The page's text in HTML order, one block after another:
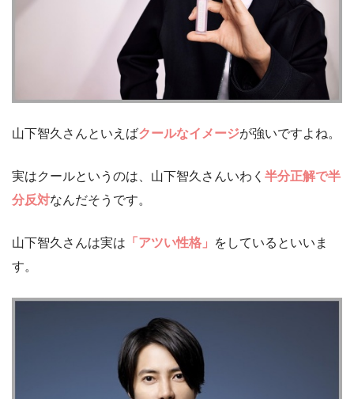
山下智久さんといえばクールなイメージが強いですよね。
実はクールというのは、山下智久さんいわく 半分正解で半
分反対なんだそうです。
山下智久さんは実は 「アツい性格」
をしているといいま
す。